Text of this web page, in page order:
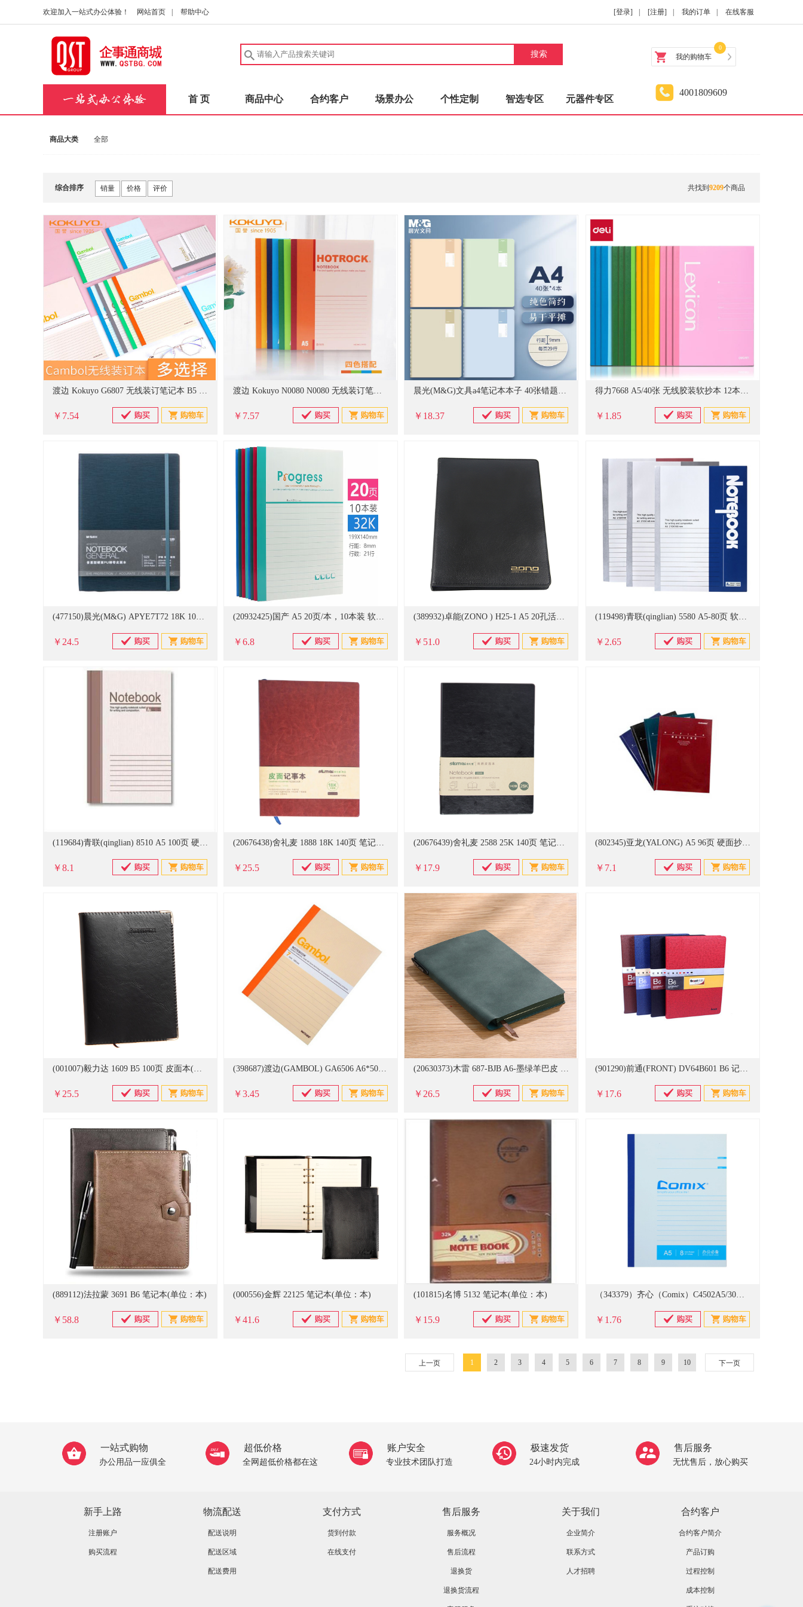
欢迎加入一站式办公体验！ 网站首页 帮助中心 [登录] [注册] 我的订单 在线客服
搜索 我的购物车
0
首 页 商品中心 合约客户 场景办公 个性定制 智选专区 元器件专区
4001809609
商品大类 全部
综合排序 销量 价格 评价 共找到 9209个商品
渡边 Kokuyo G6807 无线装订笔记本 B5 80页 6本/包
￥7.54
渡边 Kokuyo N0080 N0080 无线装订笔记本 B5 80页
￥7.57
晨光(M&G)文具a4笔记本本子 40张错题本高颜值缝线本记事本 初中学生英语日记本 透染4本FA4414
￥18.37
得力7668 A5/40张 无线胶装软抄本 12本/包
￥1.85
(477150)晨光(M&G) APYE7T72 18K 100页 PU绑带硬面本 蓝色(单位：本)
￥24.5
(20932425)国产 A5 20页/本，10本装 软皮本(单位：本)
￥6.8
(389932)卓能(ZONO ) H25-1 A5 20孔活页本(单位：本)
￥51.0
(119498)青联(qinglian) 5580 A5-80页 软面抄(单位：本)
￥2.65
(119684)青联(qinglian) 8510 A5 100页 硬面抄(单位：本)
￥8.1
(20676438)舍礼麦 1888 18K 140页 笔记本 黑色(单位：本)
￥25.5
(20676439)舍礼麦 2588 25K 140页 笔记本 黑色(单位：本)
￥17.9
(802345)亚龙(YALONG) A5 96页 硬面抄(单位：包)
￥7.1
(001007)毅力达 1609 B5 100页 皮面本(单位：本)
￥25.5
(398687)渡边(GAMBOL) GA6506 A6*50页 无线装订本(单位：本)
￥3.45
(20630373)木雷 687-BJB A6-墨绿羊巴皮 软皮笔记本(单位：本)
￥26.5
(901290)前通(FRONT) DV64B601 B6 记事本(单位：本)
￥17.6
(889112)法拉蒙 3691 B6 笔记本(单位：本)
￥58.8
(000556)金辉 22125 笔记本(单位：本)
￥41.6
(101815)名博 5132 笔记本(单位：本)
￥15.9
（343379）齐心（Comix）C4502A5/30张软面抄笔记本子文具/软抄本/记事本 12本装 C4502（个）
￥1.76
上一页 1 2 3 4 5 6 7 8 9 10 下一页
一站式购物
办公用品一应俱全
超低价格
全网超低价格都在这
账户安全
专业技术团队打造
极速发货
24小时内完成
售后服务
无忧售后，放心购买
新手上路
注册账户
购买流程
物流配送
配送说明
配送区域
配送费用
支付方式
货到付款
在线支付
售后服务
服务概况
售后流程
退换货
退换货流程
关于我们
企业简介
联系方式
人才招聘
合约客户
合约客户简介
产品订购
过程控制
成本控制